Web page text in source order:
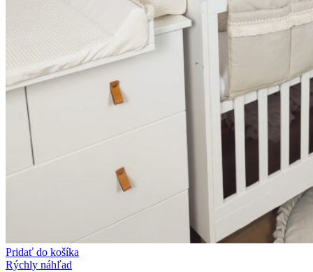
Pridať do košíka
Rýchly náhľad